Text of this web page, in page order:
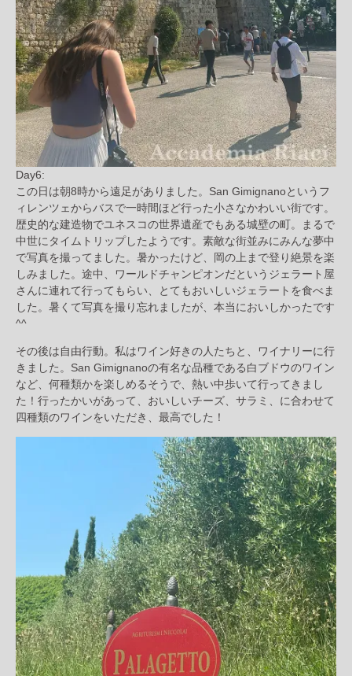
Day6:
この日は朝8時から遠足がありました。San Gimignanoというフ
ィレンツェからバスで一時間ほど行った小さなかわいい街です。
歴史的な建造物でユネスコの世界遺産でもある城壁の町。まるで
中世にタイムトリップしたようです。素敵な街並みにみんな夢中
で写真を撮ってました。暑かったけど、岡の上まで登り絶景を楽
しみました。途中、ワールドチャンピオンだというジェラート屋
さんに連れて行ってもらい、とてもおいしいジェラートを食べま
した。暑くて写真を撮り忘れましたが、本当においしかったです
^^
その後は自由行動。私はワイン好きの人たちと、ワイナリーに行
きました。San Gimignanoの有名な品種である白ブドウのワイン
など、何種類かを楽しめるそうで、熱い中歩いて行ってきまし
た！行ったかいがあって、おいしいチーズ、サラミ、に合わせて
四種類のワインをいただき、最高でした！